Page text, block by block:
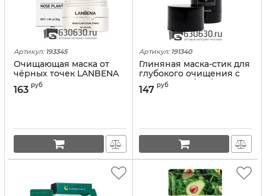
Артикул: 193345
Очищающая маска от
чёрных точек LANBENA
"Nose Plants Pore Strips"
30g
163 руб
Артикул: 191340
Глиняная маска-стик для
глубокого очищения с
экстрактом бамбукового
угля O'CHEAL
147 руб